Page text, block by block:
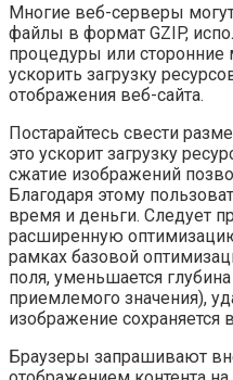
Многие веб-серверы
файлы в формат GZIP,
процедуры или сторонние
ускорить загрузку
отображения веб-сайта.
Постарайтесь свести
это ускорит загрузку
сжатие изображений
Благодаря этому
время и деньги. Следует
расширенную
рамках базовой
поля, уменьшается
приемлемого значения),
изображение
Браузеры запрашивают